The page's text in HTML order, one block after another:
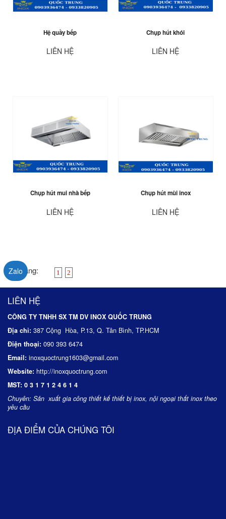
Hệ quầy bếp
LIÊN HỆ
Chụp hút khói
LIÊN HỆ
Chụp hút mui nhà bếp
LIÊN HỆ
Chụp hút mùi inox
LIÊN HỆ
Trang: 1 2
LIÊN HỆ
CÔNG TY TNHH SX TM DV INOX QUỐC TRUNG
Địa chỉ: 387 Cộng Hòa, P.13, Q. Tân Bình, TP.HCM
Điện thoại: 090 393 6474
Email: inoxquoctrung1603@gmail.com
Website: http://inoxquoctrung.com
MST: 0 3 1 7 1 2 4 6 1 4
Chuyên: Sản xuất gia công thiết kế thiết bị inox, nội ngoại thất inox theo
yêu cầu
ĐỊA ĐIỂM CỦA CHÚNG TÔI
Zalo